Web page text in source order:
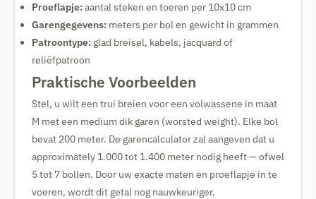
Proeflapje:aantal steken en toeren per 10x10 cm
Garengegevens: meters per bol en gewicht in grammen
Patroontype: glad breisel, kabels, jacquard of
reliëfpatroon
Praktische Voorbeelden
Stel, u wilt een trui breien voor een volwassene in maat
M met een medium dik garen (worsted weight). Elke bol
bevat 200 meter. De garencalculator zal aangeven dat u
approximately 1.000 tot 1.400 meter nodig heeft — ofwel
5 tot 7 bollen. Door uw exacte maten en proeflapje in te
voeren, wordt dit getal nog nauwkeuriger.